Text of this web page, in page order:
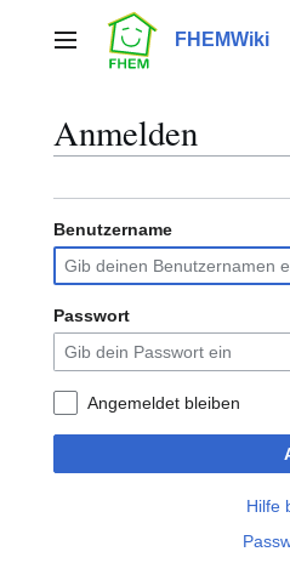
springenHauptmenü FHEMWiki
Anmelden
Benutzername
Passwort
Angemeldet bleiben
Hilfe